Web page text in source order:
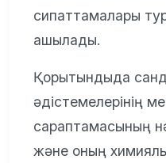
сипаттамалары
ашылады.
Қорытындыда
әдістемелерінің
сараптамасының
және оның